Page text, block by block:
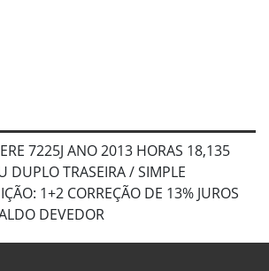
7225J ANO 2013 HORAS 18,135
DUPLO TRASEIRA / SIMPLE
1+2 CORREÇÃO DE 13% JUROS
DEVEDOR